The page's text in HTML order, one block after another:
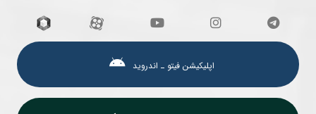
اپلیکیشن فیتو ـ اندروید